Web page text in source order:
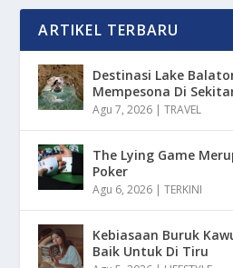
ARTIKEL TERBARU
Destinasi Lake
Mempesona Di
Agu 7, 2026 |TRAVEL
The Lying Game
Poker
Agu 6, 2026 |TERKINI
Kebiasaan Buruk
Baik Untuk Di Tiru